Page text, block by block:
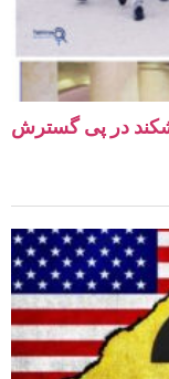
در پی گسترش